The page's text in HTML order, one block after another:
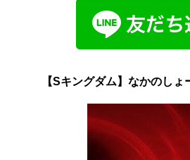
【Sキングダム】なかのし